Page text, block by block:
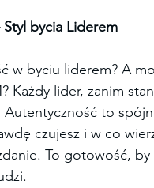
bycia Liderem
w byciu liderem? A
Każdy lider, zanim
Autentyczność to
czujesz i w co
To gotowość,